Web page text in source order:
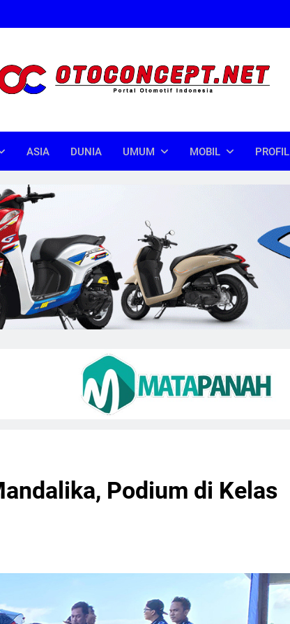
ASIA DUNIA UMUM MOBIL PROFIL
Podium di Kelas